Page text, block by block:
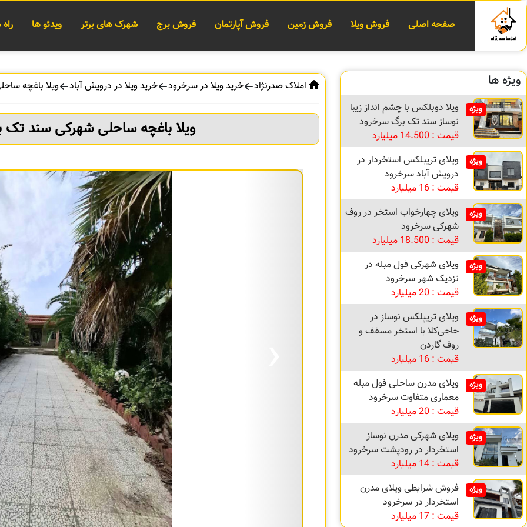
صفحه اصلی فروش ویلا فروش زمین فروش آپارتمان فروش برج شهرک های برتر ویدئو ها
املاک صدرنژاد خرید ویلا در سرخرود خرید ویلا در درویش آباد ویلا باغچه
ویلا باغچه ساحلی شهرکی سند تک
ویژه ها
ویژه
ویلا دوبلکس با چشم انداز زیبا
نوساز سند تک برگ سرخرود
قیمت : 14.500 میلیارد
ویژه
ویلای تریبلکس استخردار در
درویش آباد سرخرود
قیمت : 16 میلیارد
ویژه
ویلای چهارخواب استخر در روف
شهرکی سرخرود
قیمت : 18.500 میلیارد
ویژه
ویلای شهرکی فول مبله در
نزدیک شهر سرخرود
قیمت : 20 میلیارد
ویژه
ویلای تریپلکس نوساز در
حاجی‌کلا با استخر مسقف و
روف گاردن
قیمت : 16 میلیارد
ویژه
ویلای مدرن ساحلی فول مبله
معماری متفاوت سرخرود
قیمت : 20 میلیارد
ویژه
ویلای شهرکی مدرن نوساز
استخردار در رودپشت سرخرود
قیمت : 14 میلیارد
ویژه
فروش شرایطی ویلای مدرن
استخردار در سرخرود
قیمت : 17 میلیارد